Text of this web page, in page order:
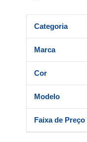
Categoria
Marca
Cor
Modelo
Faixa de Preço